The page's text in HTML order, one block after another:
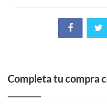
Completa tu compra